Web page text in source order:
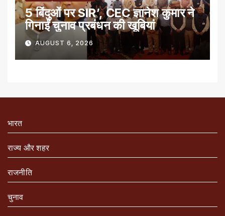
5 बिंदुओं पर SIR’, CEC ज्ञानेश कुमार ने
गिनाईं चुनाव प्रबंधन की खूबियां
AUGUST 6, 2026
भारत
राज्य और शहर
राजनीति
चुनाव